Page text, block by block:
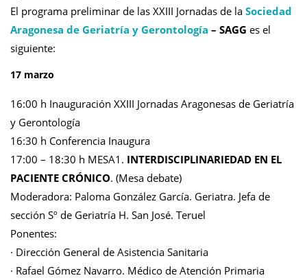
El programa preliminar de las XXIII Jornadas de la Sociedad
Aragonesa de Geriatría y Gerontología – SAGG es el
siguiente:
17 marzo
16:00 h Inauguración XXIII Jornadas Aragonesas de Geriatría
y Gerontología
16:30 h Conferencia Inaugura
17:00 – 18:30 h MESA1. INTERDISCIPLINARIEDAD EN EL
PACIENTE CRÓNICO. (Mesa debate)
Moderadora: Paloma González García. Geriatra. Jefa de
sección Sº de Geriatría H. San José. Teruel
Ponentes:
· Dirección General de Asistencia Sanitaria
· Rafael Gómez Navarro. Médico de Atención Primaria